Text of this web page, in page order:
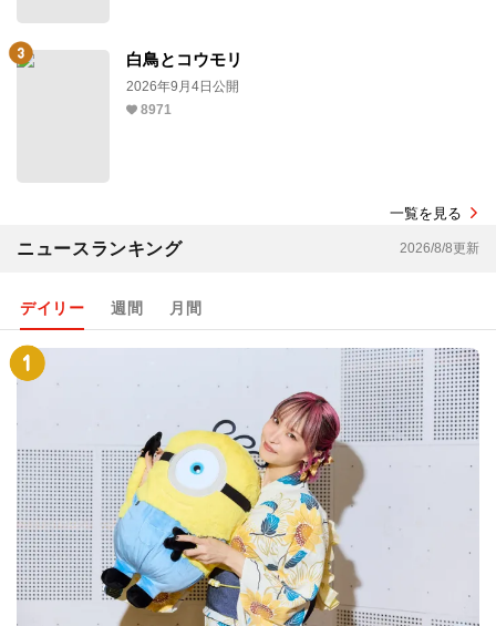
白鳥とコウモリ
2026年9月4日公開
8971
一覧を見る
ニュースランキング 2026/8/8更新
デイリー 週間 月間